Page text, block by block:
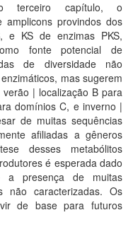
terceiro capítulo, o
amplicons provindos dos
e KS de enzimas PKS,
fonte potencial de
de diversidade não
mas sugerem
| localização B para
domínios C, e inverno |
de muitas sequências
afiliadas a gêneros
desses metabólitos
é esperada dado
a presença de muitas
não caracterizadas. Os
de base para futuros